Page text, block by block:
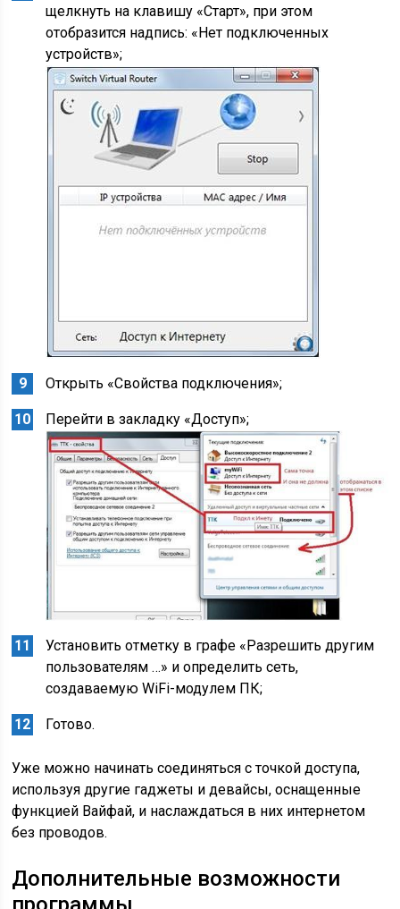
щелкнуть на клавишу «Старт», при этом
отобразится надпись: «Нет подключенных
устройств»;
Открыть «Свойства подключения»;
Перейти в закладку «Доступ»;
Установить отметку в графе «Разрешить другим
пользователям …» и определить сеть,
создаваемую WiFi-модулем ПК;
Готово.
Уже можно начинать соединяться с точкой доступа,
используя другие гаджеты и девайсы, оснащенные
функцией Вайфай, и наслаждаться в них интернетом
без проводов.
Дополнительные возможности